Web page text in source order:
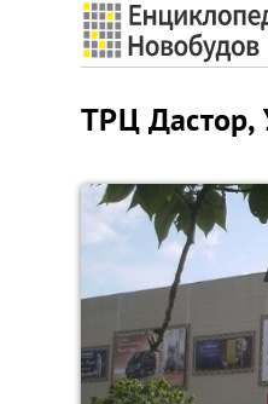
ТРЦ Дастор,